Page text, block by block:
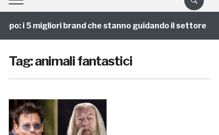
i 5 migliori brand che stanno guidando il settore
Tag:animali fantastici